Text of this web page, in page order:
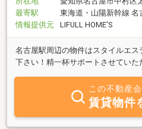
最寄駅
東海道・山陽新幹線 名
情報提供元
LIFULL HOME'S
名古屋駅周辺の物件はスタイルエ
下さい！精一杯サポートさせていた
この不動産
賃貸物件